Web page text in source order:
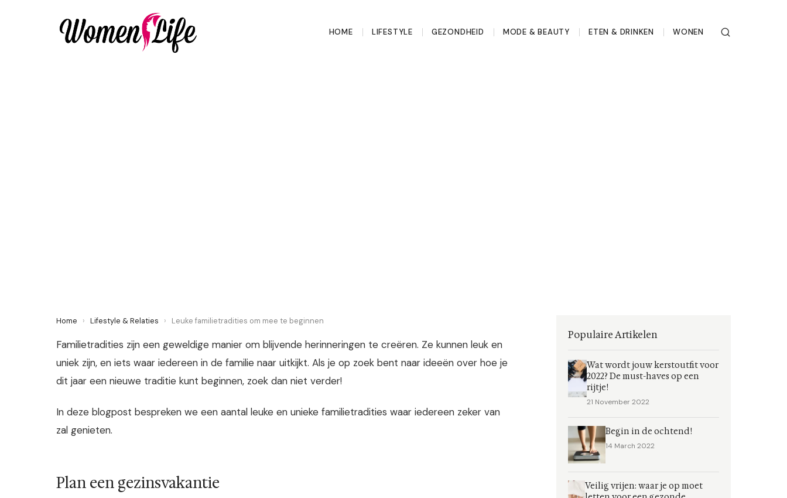
HOME LIFESTYLE GEZONDHEID MODE & BEAUTY ETEN & DRINKEN WONEN
Home › Lifestyle & Relaties › Leuke familietradities om mee te beginnen
Familietradities zijn een geweldige manier om blijvende herinneringen te creëren. Ze kunnen leuk en
uniek zijn, en iets waar iedereen in de familie naar uitkijkt. Als je op zoek bent naar ideeën over hoe je
dit jaar een nieuwe traditie kunt beginnen, zoek dan niet verder!
In deze blogpost bespreken we een aantal leuke en unieke familietradities waar iedereen zeker van
zal genieten.
Plan een gezinsvakantie
Populaire Artikelen
Wat wordt jouw kerstoutfit voor
2022? De must-haves op een
rijtje!
21 November 2022
Begin in de ochtend!
14 March 2022
Veilig vrijen: waar je op moet